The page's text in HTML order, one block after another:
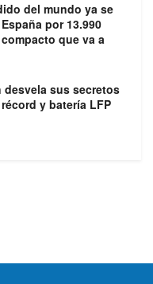
del mundo ya se
por 13.990
que va a
desvela sus secretos
y batería LFP